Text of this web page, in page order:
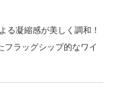
る凝縮感が美しく調和！
フラッグシップ的なワイ